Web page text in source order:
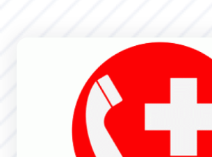
Numéros d&#039;appels